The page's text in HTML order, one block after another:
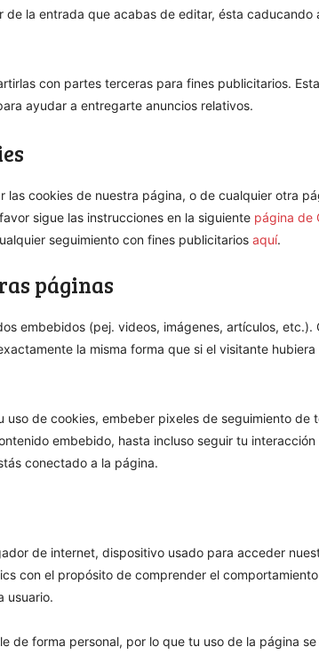
la entrada que acabas de editar, ésta caducando
con partes terceras para fines publicitarios.
ayudar a entregarte anuncios relativos.
las cookies de nuestra página, o de cualquier otra
sigue las instrucciones en la siguiente página de
seguimiento con fines publicitarios aquí.
páginas
embebidos (pej. videos, imágenes, artículos, etc.).
la misma forma que si el visitante hubiera
de cookies, embeber pixeles de seguimiento de
embebido, hasta incluso seguir tu interacción
conectado a la página.
de internet, dispositivo usado para acceder
con el propósito de comprender el
usuario.
de forma personal, por lo que tu uso de la página se